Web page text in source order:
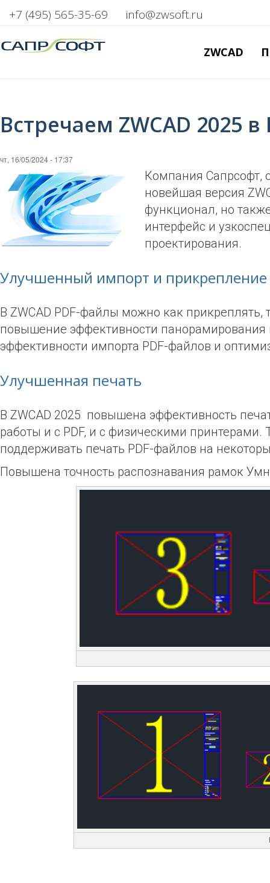
+7 (495) 565-35-69 info@zwsoft.ru
ZWCAD
Встречаем ZWCAD 2025
чт, 16/05/2024 - 17:37
Компания Сапрсофт,
новейшая версия
функционал, но
интерфейс и
проектирования.
Улучшенный импорт и прикрепление
В ZWCAD PDF-файлы можно как
повышение эффективности
эффективности импорта PDF-файлов и
Улучшенная печать
В ZWCAD 2025 повышена эффективность
работы и с PDF, и с физическими
поддерживать печать PDF-файлов на
Повышена точность распознавания рамок